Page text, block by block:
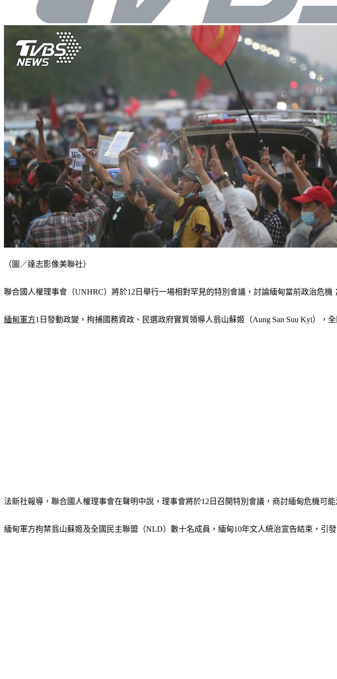
（圖／達志影像美聯社）
聯合國人權理事會（UNHRC）將於12日舉行一場相對罕見的特別會議，討論緬甸當前政治危
緬甸軍方1日發動政變，拘捕國務資政、民選政府實質領導人翁山蘇姬（Aung San Suu Kyi），
法新社報導，聯合國人權理事會在聲明中說，理事會將於12日召開特別會議，商討緬甸危機可能
緬甸軍方拘禁翁山蘇姬及全國民主聯盟（NLD）數十名成員，緬甸10年文人統治宣告結束，引發